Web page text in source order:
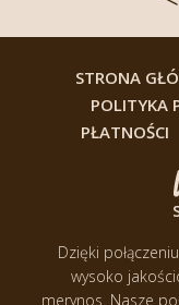
STRONA
POLITYKA
PŁATNOŚCI
Dzięki
wysoko
merynos. Nasze